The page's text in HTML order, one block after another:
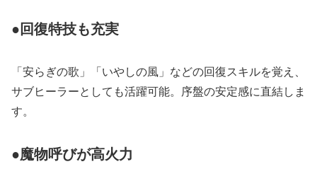
●回復特技も充実
「安らぎの歌」「いやしの風」などの回復スキルを覚え、
サブヒーラーとしても活躍可能。序盤の安定感に直結しま
す。
●魔物呼びが高火力